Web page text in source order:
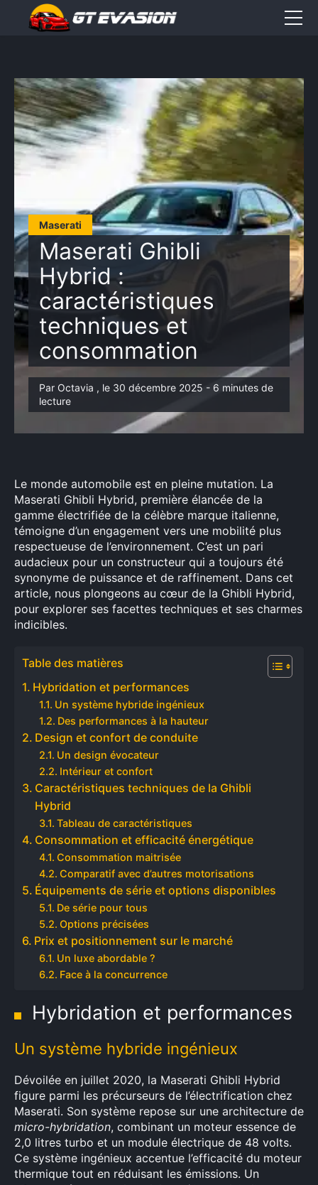
Maserati
Maserati Ghibli
Hybrid :
caractéristiques
techniques et
consommation
Par Octavia , le 30 décembre 2025 - 6 minutes de
lecture
Le monde automobile est en pleine mutation. La
Maserati Ghibli Hybrid, première élancée de la
gamme électrifiée de la célèbre marque italienne,
témoigne d’un engagement vers une mobilité plus
respectueuse de l’environnement. C’est un pari
audacieux pour un constructeur qui a toujours été
synonyme de puissance et de raffinement. Dans cet
article, nous plongeons au cœur de la Ghibli Hybrid,
pour explorer ses facettes techniques et ses charmes
indicibles.
Table des matières
Hybridation et performances
Un système hybride ingénieux
Des performances à la hauteur
Design et confort de conduite
Un design évocateur
Intérieur et confort
Caractéristiques techniques de la Ghibli
Hybrid
Tableau de caractéristiques
Consommation et efficacité énergétique
Consommation maitrisée
Comparatif avec d’autres motorisations
Équipements de série et options disponibles
De série pour tous
Options précisées
Prix et positionnement sur le marché
Un luxe abordable ?
Face à la concurrence
Hybridation et performances
Un système hybride ingénieux
Dévoilée en juillet 2020, la Maserati Ghibli Hybrid
figure parmi les précurseurs de l’électrification chez
Maserati. Son système repose sur une architecture de
micro-hybridation, combinant un moteur essence de
2,0 litres turbo et un module électrique de 48 volts.
Ce système ingénieux accentue l’efficacité du moteur
thermique tout en réduisant les émissions. Un
Sorties
CONTACT
Élément
de
menu
Élément
de
menu
Élément
de
menu